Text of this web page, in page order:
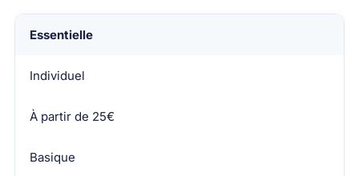
Formule
Profil
Tarif mensuel 2026
Niveau de couverture
Essentielle
Individuel
À partir de 25€
Basique